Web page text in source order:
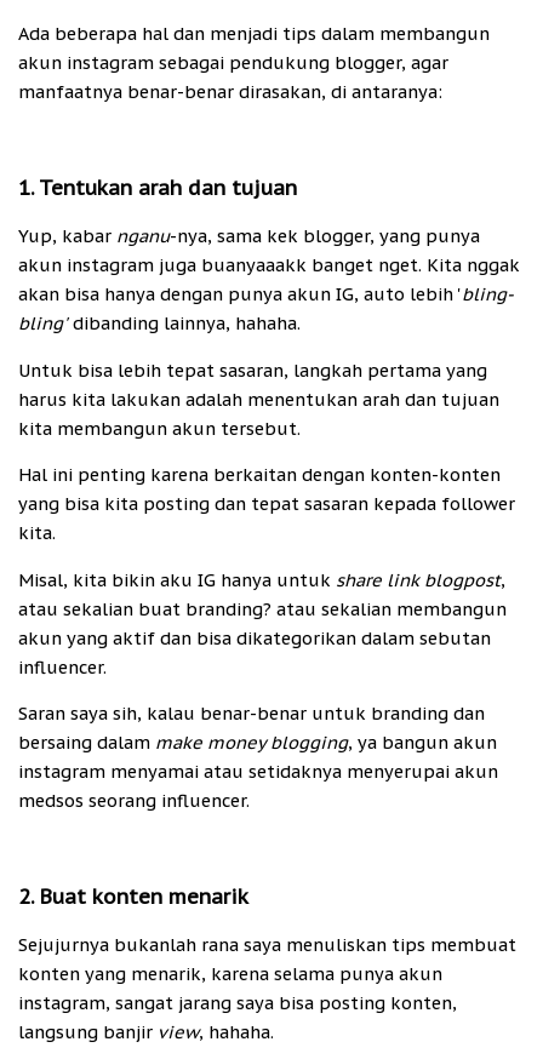
Ada beberapa hal dan menjadi tips dalam membangun
akun instagram sebagai pendukung blogger, agar
manfaatnya benar-benar dirasakan, di antaranya:
1. Tentukan arah dan tujuan
Yup, kabar nganu-nya, sama kek blogger, yang punya
akun instagram juga buanyaaakk banget nget. Kita nggak
akan bisa hanya dengan punya akun IG, auto lebih 'bling-
bling'dibanding lainnya, hahaha.
Untuk bisa lebih tepat sasaran, langkah pertama yang
harus kita lakukan adalah menentukan arah dan tujuan
kita membangun akun tersebut.
Hal ini penting karena berkaitan dengan konten-konten
yang bisa kita posting dan tepat sasaran kepada follower
kita.
Misal, kita bikin aku IG hanya untuk share link blogpost,
atau sekalian buat branding? atau sekalian membangun
akun yang aktif dan bisa dikategorikan dalam sebutan
influencer.
Saran saya sih, kalau benar-benar untuk branding dan
bersaing dalam make money blogging, ya bangun akun
instagram menyamai atau setidaknya menyerupai akun
medsos seorang influencer.
2. Buat konten menarik
Sejujurnya bukanlah rana saya menuliskan tips membuat
konten yang menarik, karena selama punya akun
instagram, sangat jarang saya bisa posting konten,
langsung banjir view, hahaha.